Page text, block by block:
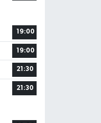
19:00
19:00
21:30
21:30